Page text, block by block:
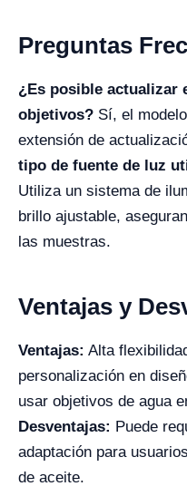
Preguntas
¿Es posible actualizar
objetivos? Sí, el
extensión de
tipo de fuente de luz
Utiliza un sistema de
brillo ajustable,
las muestras.
Ventajas y
Ventajas: Alta
personalización en
usar objetivos de agua
Desventajas: Puede
adaptación para
de aceite.